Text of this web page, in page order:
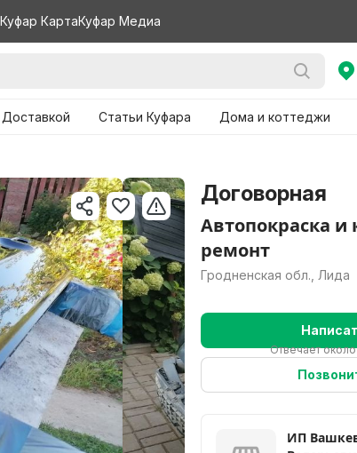
Куфар КартаКуфар Медиа
Статьи Куфара Дома и коттеджи
Договорная
Автопокраска и
ремонт
Гродненская обл., Лида
Отвечает
ИП